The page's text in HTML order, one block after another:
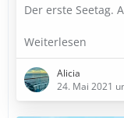
Der erste Seetag.
Weiterlesen
Alicia
24. Mai 2021